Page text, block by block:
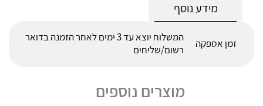
מידע נוסף
זמן אספקה
המשלוח יוצא עד 3 ימים לאחר הזמנה בדואר
רשום/שליחים
מוצרים נוספים